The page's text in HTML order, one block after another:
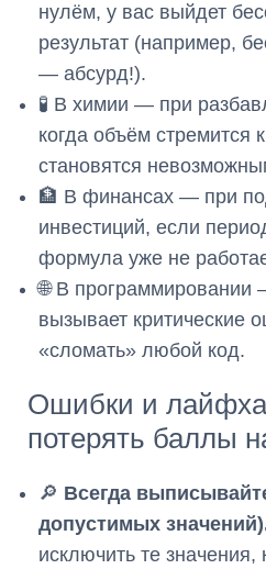
нулём, у вас выйдет
результат (например,
— абсурд!).
🧪 В химии — при
когда объём стремится
становятся
🏦 В финансах — при
инвестиций, если
формула уже не
🌐 В
вызывает критические
«сломать» любой код.
Ошибки и
потерять баллы
🔎 Всегда
допустимых
исключить те